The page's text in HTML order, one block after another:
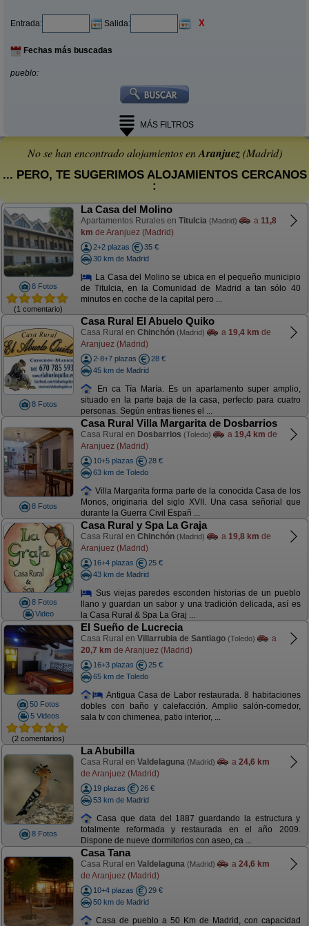
Entrada: Salida: X
Fechas más buscadas
pueblo:
MÁS FILTROS
No se han encontrado alojamientos enAranjuez(Madrid)
... PERO, TE SUGERIMOS ALOJAMIENTOS CERCANOS
:
8 Fotos
(1 comentario)
La Casa del Molino
Apartamentos Rurales en Titulcia (Madrid) a 11,8
km de Aranjuez (Madrid)
2+2 plazas
35 €
30 km de Madrid
La Casa del Molino se ubica en el pequeño municipio
de Titulcia, en la Comunidad de Madrid a tan sólo 40
minutos en coche de la capital pero ...
8 Fotos
Casa Rural El Abuelo Quiko
Casa Rural en Chinchón (Madrid) a 19,4 km de
Aranjuez (Madrid)
2-8+7 plazas
28 €
45 km de Madrid
En ca Tía María. Es un apartamento super amplio,
situado en la parte baja de la casa, perfecto para cuatro
personas. Según entras tienes el ...
8 Fotos
Casa Rural Villa Margarita de Dosbarrios
Casa Rural en Dosbarrios (Toledo) a 19,4 km de
Aranjuez (Madrid)
10+5 plazas
28 €
63 km de Toledo
Villa Margarita forma parte de la conocida Casa de los
Monos, originaria del siglo XVII. Una casa señorial que
durante la Guerra Civil Españ ...
8 Fotos
Video
Casa Rural y Spa La Graja
Casa Rural en Chinchón (Madrid) a 19,8 km de
Aranjuez (Madrid)
16+4 plazas
25 €
43 km de Madrid
Sus viejas paredes esconden historias de un pueblo
llano y guardan un sabor y una tradición delicada, así es
la Casa Rural & Spa La Graj ...
50 Fotos
5 Videos
(2 comentarios)
El Sueño de Lucrecia
Casa Rural en Villarrubia de Santiago (Toledo)
a
20,7 km de Aranjuez (Madrid)
16+3 plazas
25 €
65 km de Toledo
Antigua Casa de Labor restaurada. 8 habitaciones
dobles con baño y calefacción. Amplio salón-comedor,
sala tv con chimenea, patio interior, ...
8 Fotos
La Abubilla
Casa Rural en Valdelaguna (Madrid) a 24,6 km
de Aranjuez (Madrid)
19 plazas
26 €
53 km de Madrid
Casa que data del 1887 guardando la estructura y
totalmente reformada y restaurada en el año 2009.
Dispone de nueve dormitorios con aseo, ca ...
Casa Tana
Casa Rural en Valdelaguna (Madrid) a 24,6 km
de Aranjuez (Madrid)
10+4 plazas
29 €
50 km de Madrid
Casa de pueblo a 50 Km de Madrid, con capacidad